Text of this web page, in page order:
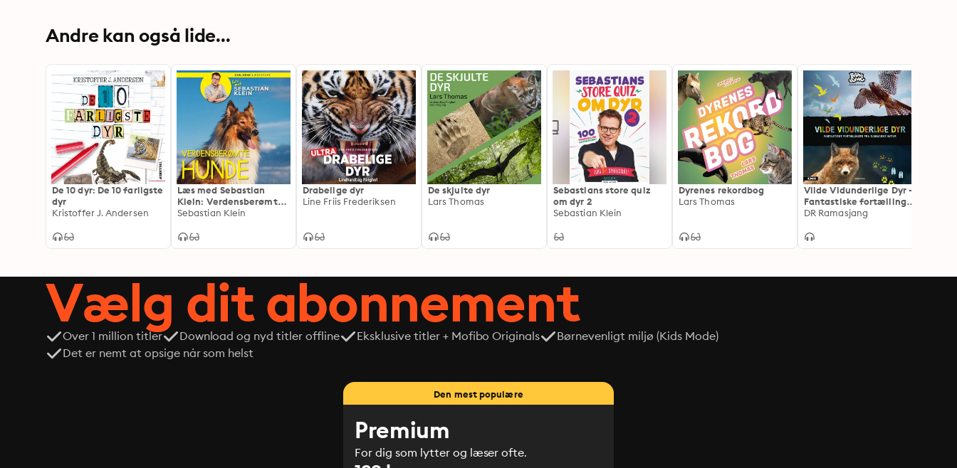
Andre kan også lide...
De 10 dyr: De 10 farligste
dyr
Kristoffer J. Andersen
Læs med Sebastian
Klein: Verdensberømte
hunde
Sebastian Klein
Drabelige dyr
Line Friis Frederiksen
De skjulte dyr
Lars Thomas
Sebastians store quiz
om dyr 2
Sebastian Klein
Dyrenes rekordbog
Lars Thomas
Vilde Vidunderlige Dyr -
Fantastiske fortællinger
fra Danmarks natur
DR Ramasjang
Vælg dit abonnement
Over 1 million titler Download og nyd titler offline Eksklusive titler + Mofibo Originals
Børnevenligt miljø (Kids Mode)
Det er nemt at opsige når som helst
Den mest populære
Premium
For dig som lytter og læser ofte.